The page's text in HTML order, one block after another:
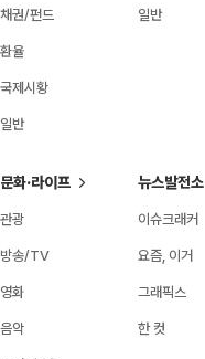
채권/펀드
환율
국제시황
일반
일반
문화·라이프
관광
방송/TV
영화
음악
뉴스발전소
이슈크래커
요즘, 이거
그래픽스
한 컷